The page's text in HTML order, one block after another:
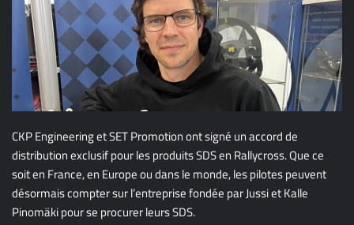
CKP Engineering et SET Promotion ont signé un accord de
distribution exclusif pour les produits SDS en Rallycross. Que ce
soit en France, en Europe ou dans le monde, les pilotes peuvent
désormais compter sur l’entreprise fondée par Jussi et Kalle
Pinomäki pour se procurer leurs SDS.